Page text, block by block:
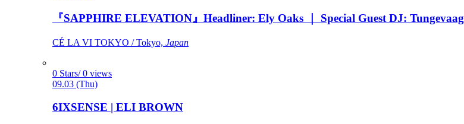
『SAPPHIRE ELEVATION』Headliner: Ely Oaks ｜ Special Guest DJ: Tungevaag
CÉ LA VI TOKYO / Tokyo, Japan
0 Stars/ 0 views
09.03 (Thu)
6IXSENSE | ELI BROWN